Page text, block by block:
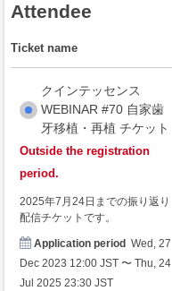
Attendee
Ticket name
クインテッセンス
WEBINAR #70 自家歯
牙移植・再植 チケット
Outside the registration
period.
2025年7月24日までの振り返り
配信チケットです。
Application period Wed, 27
Dec 2023 12:00 JST 〜 Thu, 24
Jul 2025 23:30 JST